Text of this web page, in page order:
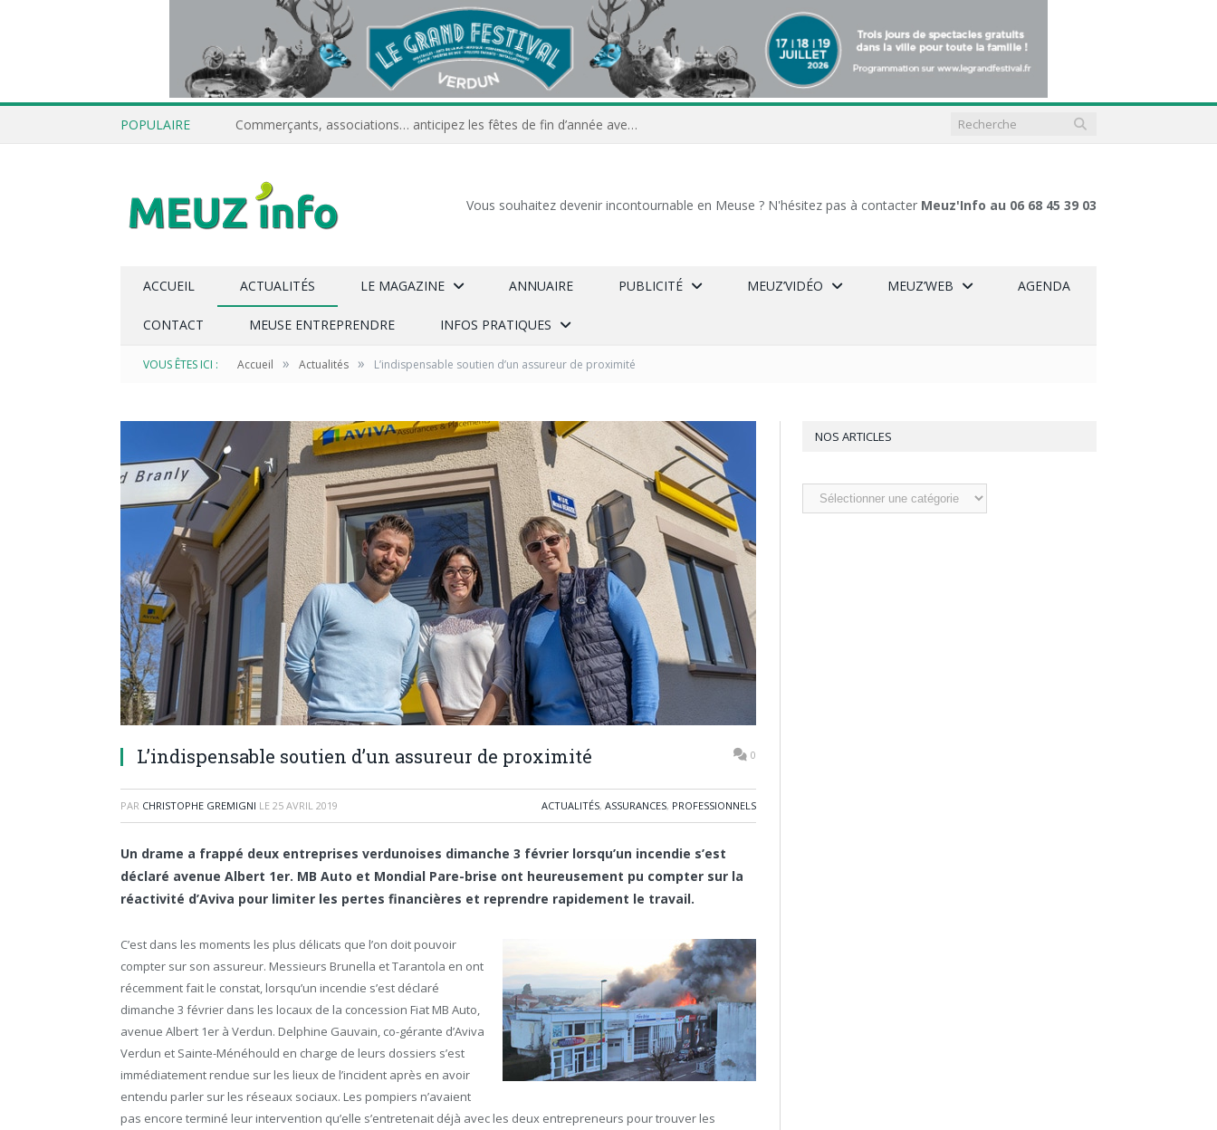
POPULAIRE Commerçants, associations… anticipez les fêtes de fin d’année avec Meuz’Info
Vous souhaitez devenir incontournable en Meuse ? N'hésitez pas à contacter Meuz'Info au 06 68 45 39 03
ACCUEIL ACTUALITÉS LE MAGAZINE ANNUAIRE PUBLICITÉ MEUZ’VIDÉO MEUZ’WEB AGENDA
CONTACT MEUSE ENTREPRENDRE INFOS PRATIQUES
VOUS ÊTES ICI : Accueil » Actualités » L’indispensable soutien d’un assureur de proximité
L’indispensable soutien d’un assureur de proximité 0
PAR CHRISTOPHE GREMIGNI LE 25 AVRIL 2019 ACTUALITÉS, ASSURANCES, PROFESSIONNELS
Un drame a frappé deux entreprises verdunoises dimanche 3 février lorsqu’un incendie s’est
déclaré avenue Albert 1er. MB Auto et Mondial Pare-brise ont heureusement pu compter sur la
réactivité d’Aviva pour limiter les pertes financières et reprendre rapidement le travail.
C’est dans les moments les plus délicats que l’on doit pouvoir
compter sur son assureur. Messieurs Brunella et Tarantola en ont
récemment fait le constat, lorsqu’un incendie s’est déclaré
dimanche 3 février dans les locaux de la concession Fiat MB Auto,
avenue Albert 1er à Verdun. Delphine Gauvain, co-gérante d’Aviva
Verdun et Sainte-Ménéhould en charge de leurs dossiers s’est
immédiatement rendue sur les lieux de l’incident après en avoir
entendu parler sur les réseaux sociaux. Les pompiers n’avaient
pas encore terminé leur intervention qu’elle s’entretenait déjà avec les deux entrepreneurs pour trouver les
NOS ARTICLES
Nos
articles